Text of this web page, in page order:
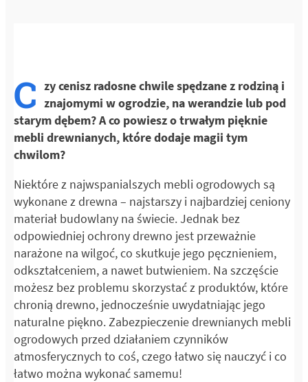
C zy cenisz radosne chwile spędzane z rodziną i
znajomymi w ogrodzie, na werandzie lub pod
starym dębem? A co powiesz o trwałym pięknie
mebli drewnianych, które dodaje magii tym
chwilom?
Niektóre z najwspanialszych mebli ogrodowych są
wykonane z drewna – najstarszy i najbardziej ceniony
materiał budowlany na świecie. Jednak bez
odpowiedniej ochrony drewno jest przeważnie
narażone na wilgoć, co skutkuje jego pęcznieniem,
odkształceniem, a nawet butwieniem. Na szczęście
możesz bez problemu skorzystać z produktów, które
chronią drewno, jednocześnie uwydatniając jego
naturalne piękno. Zabezpieczenie drewnianych mebli
ogrodowych przed działaniem czynników
atmosferycznych to coś, czego łatwo się nauczyć i co
łatwo można wykonać samemu!